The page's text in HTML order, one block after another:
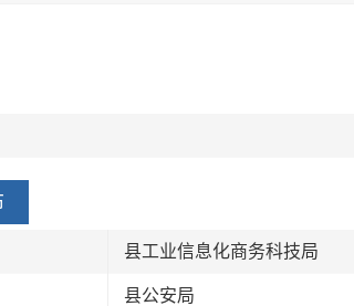
县工业信息化商务科技局
县公安局